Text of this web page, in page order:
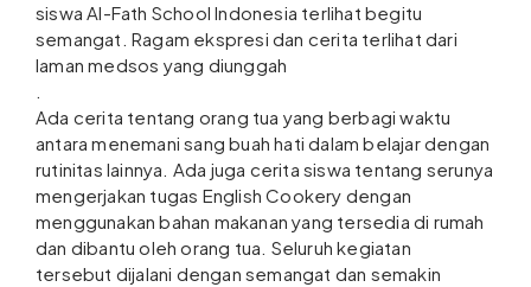
siswa Al-Fath School Indonesia terlihat begitu
semangat. Ragam ekspresi dan cerita terlihat dari
laman medsos yang diunggah
Ada cerita tentang orang tua yang berbagi waktu
antara menemani sang buah hati dalam belajar dengan
rutinitas lainnya. Ada juga cerita siswa tentang serunya
mengerjakan tugas English Cookery dengan
menggunakan bahan makanan yang tersedia di rumah
dan dibantu oleh orang tua. Seluruh kegiatan
tersebut dijalani dengan semangat dan semakin